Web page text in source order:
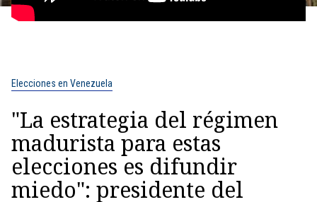
Elecciones en Venezuela
"La estrategia del régimen
madurista para estas
elecciones es difundir
miedo": presidente del